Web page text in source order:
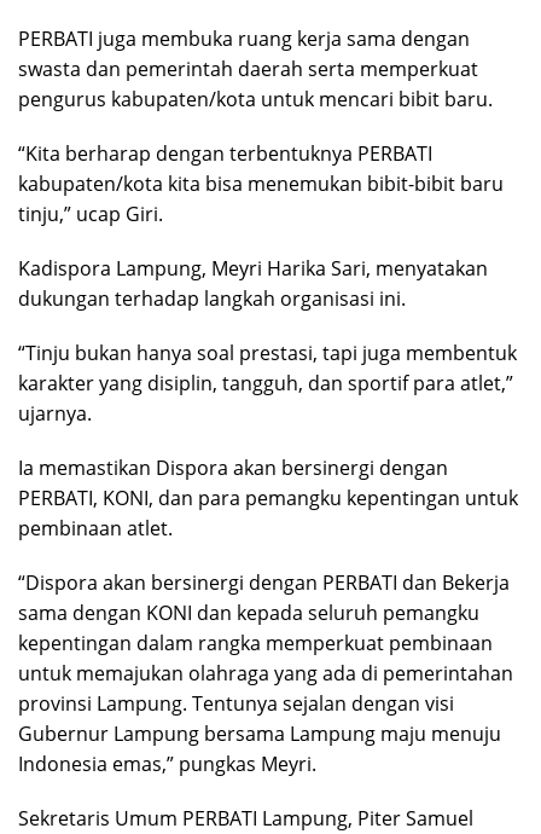
PERBATI juga membuka ruang kerja sama dengan
swasta dan pemerintah daerah serta memperkuat
pengurus kabupaten/kota untuk mencari bibit baru.
“Kita berharap dengan terbentuknya PERBATI
kabupaten/kota kita bisa menemukan bibit-bibit baru
tinju,” ucap Giri.
Kadispora Lampung, Meyri Harika Sari, menyatakan
dukungan terhadap langkah organisasi ini.
“Tinju bukan hanya soal prestasi, tapi juga membentuk
karakter yang disiplin, tangguh, dan sportif para atlet,”
ujarnya.
Ia memastikan Dispora akan bersinergi dengan
PERBATI, KONI, dan para pemangku kepentingan untuk
pembinaan atlet.
“Dispora akan bersinergi dengan PERBATI dan Bekerja
sama dengan KONI dan kepada seluruh pemangku
kepentingan dalam rangka memperkuat pembinaan
untuk memajukan olahraga yang ada di pemerintahan
provinsi Lampung. Tentunya sejalan dengan visi
Gubernur Lampung bersama Lampung maju menuju
Indonesia emas,” pungkas Meyri.
Sekretaris Umum PERBATI Lampung, Piter Samuel